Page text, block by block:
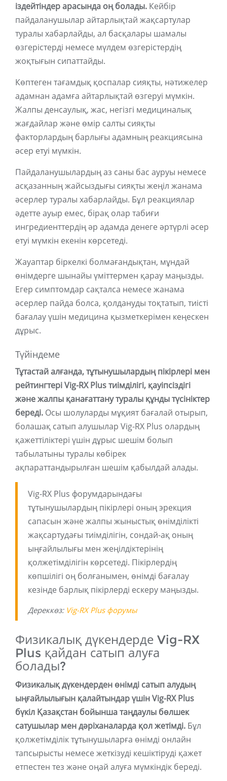
іздейтіндер арасында оң болады. Кейбір
пайдаланушылар айтарлықтай жақсартулар
туралы хабарлайды, ал басқалары шамалы
өзгерістерді немесе мүлдем өзгерістердің
жоқтығын сипаттайды.
Көптеген тағамдық қоспалар сияқты, нәтижелер
адамнан адамға айтарлықтай өзгеруі мүмкін.
Жалпы денсаулық, жас, негізгі медициналық
жағдайлар және өмір салты сияқты
факторлардың барлығы адамның реакциясына
әсер етуі мүмкін.
Пайдаланушылардың аз саны бас ауруы немесе
асқазанның жайсыздығы сияқты жеңіл жанама
әсерлер туралы хабарлайды. Бұл реакциялар
әдетте ауыр емес, бірақ олар табиғи
ингредиенттердің әр адамда денеге әртүрлі әсер
етуі мүмкін екенін көрсетеді.
Жауаптар біркелкі болмағандықтан, мұндай
өнімдерге шынайы үміттермен қарау маңызды.
Егер симптомдар сақталса немесе жанама
әсерлер пайда болса, қолдануды тоқтатып, тиісті
бағалау үшін медицина қызметкерімен кеңескен
дұрыс.
Түйіндеме
Тұтастай алғанда, тұтынушылардың пікірлері мен
рейтингтері Vig-RX Plus тиімділігі, қауіпсіздігі
және жалпы қанағаттану туралы құнды түсініктер
береді. Осы шолуларды мұқият бағалай отырып,
болашақ сатып алушылар Vig-RX Plus олардың
қажеттіліктері үшін дұрыс шешім болып
табылатыны туралы көбірек
ақпараттандырылған шешім қабылдай алады.
Vig-RX Plus форумдарындағы
тұтынушылардың пікірлері оның эрекция
сапасын және жалпы жыныстық өнімділікті
жақсартудағы тиімділігін, сондай-ақ оның
ыңғайлылығы мен жеңілдіктерінің
қолжетімділігін көрсетеді. Пікірлердің
көпшілігі оң болғанымен, өнімді бағалау
кезінде барлық пікірлерді ескеру маңызды.
Дереккөз: Vig-RX Plus форумы
Физикалық дүкендерде Vig-RX
Plus қайдан сатып алуға
болады?
Физикалық дүкендерден өнімді сатып алудың
ыңғайлылығын қалайтындар үшін Vig-RX Plus
бүкіл Қазақстан бойынша таңдаулы бөлшек
сатушылар мен дәріханаларда қол жетімді. Бұл
қолжетімділік тұтынушыларға өнімді онлайн
тапсырысты немесе жеткізуді кешіктіруді қажет
етпестен тез және оңай алуға мүмкіндік береді.